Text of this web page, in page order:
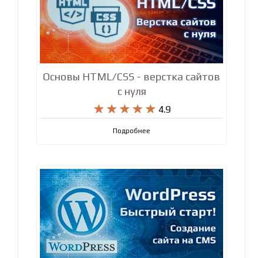
Основы HTML/CSS - верстка сайтов
с нуля
    
     4.9
Подробнее